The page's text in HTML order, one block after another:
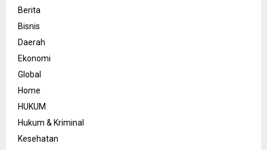
Berita
Bisnis
Daerah
Ekonomi
Global
Home
HUKUM
Hukum & Kriminal
Kesehatan